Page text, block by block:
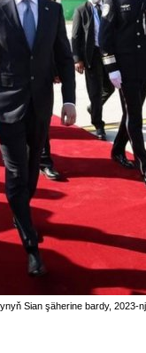
Sian şäherine bardy, 2023-